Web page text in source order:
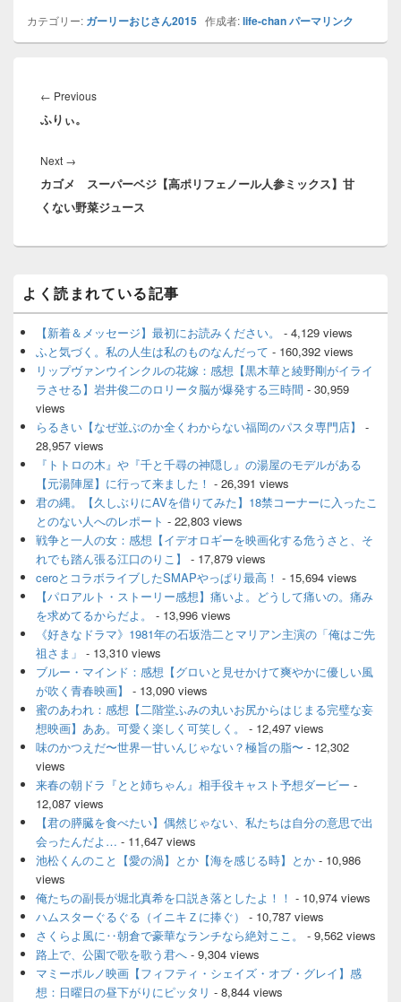
カテゴリー: ガーリーおじさん2015 作成者:life-chanパーマリンク
稿
ナ
ゲ
シ
ョ
← PreviousPrevious
ふりぃ。
Next →
post:
カゴメ スーパーベジ【高ポリフェノール人参ミックス】甘
くない野菜ジュース
ン
サ
イ
ィ
ェ
エ
ア
よく読まれている記事
【新着＆メッセージ】最初にお読みください。
- 4,129 views
ふと気づく。私の人生は私のものなんだって - 160,392 views
リップヴァンウインクルの花嫁：感想【黒木華と綾野剛がイライ
ラさせる】岩井俊二のロリータ脳が爆発する三時間 - 30,959
views
らるきい【なぜ並ぶのか全くわからない福岡のパスタ専門店】
-
28,957 views
『トトロの木』や『千と千尋の神隠し』の湯屋のモデルがある
【元湯陣屋】に行って来ました！ - 26,391 views
君の縄。【久しぶりにAVを借りてみた】18禁コーナーに入ったこ
とのない人へのレポート - 22,803 views
戦争と一人の女：感想【イデオロギーを映画化する危うさと、そ
れでも踏ん張る江口のりこ】
- 17,879 views
ceroとコラボライブしたSMAPやっぱり最高！ - 15,694 views
【パロアルト・ストーリー感想】痛いよ。どうして痛いの。痛み
を求めてるからだよ。
- 13,996 views
《好きなドラマ》1981年の石坂浩二とマリアン主演の「俺はご先
祖さま」 - 13,310 views
ブルー・マインド：感想【グロいと見せかけて爽やかに優しい風
が吹く青春映画】
- 13,090 views
蜜のあわれ：感想【二階堂ふみの丸いお尻からはじまる完璧な妄
想映画】ああ。可愛く楽しく可笑しく。
- 12,497 views
味のかつえだ〜世界一甘いんじゃない？極旨の脂〜 - 12,302
views
来春の朝ドラ『とと姉ちゃん』相手役キャスト予想ダービー -
12,087 views
【君の膵臓を食べたい】偶然じゃない、私たちは自分の意思で出
会ったんだよ… - 11,647 views
池松くんのこと【愛の渦】とか【海を感じる時】とか - 10,986
views
俺たちの副長が堀北真希を口説き落としたよ！！ - 10,974 views
ハムスターぐるぐる（イニキＺに捧ぐ）
- 10,787 views
さくらよ風に‥朝倉で豪華なランチなら絶対ここ。
- 9,562 views
路上で、公園で歌を歌う君へ - 9,304 views
マミーポルノ映画【フィフティ・シェイズ・オブ・グレイ】感
想：日曜日の昼下がりにピッタリ - 8,844 views